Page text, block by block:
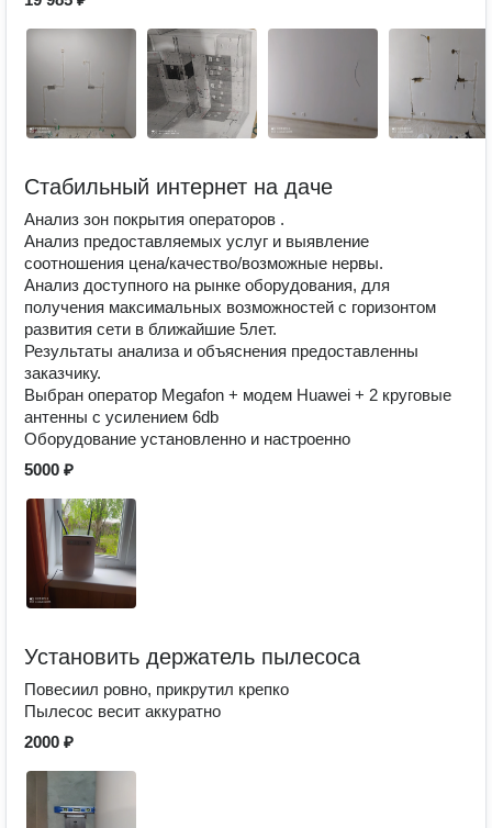
Стабильный интернет на даче
Анализ зон покрытия операторов .
Анализ предоставляемых услуг и выявление
соотношения цена/качество/возможные нервы.
Анализ доступного на рынке оборудования, для
получения максимальных возможностей с горизонтом
развития сети в ближайшие 5лет.
Результаты анализа и объяснения предоставленны
заказчику.
Выбран оператор Megafon + модем Huawei + 2 круговые
антенны с усилением 6db
Оборудование установленно и настроенно
5000 ₽
Установить держатель пылесоса
Повесиил ровно, прикрутил крепко
Пылесос весит аккуратно
2000 ₽